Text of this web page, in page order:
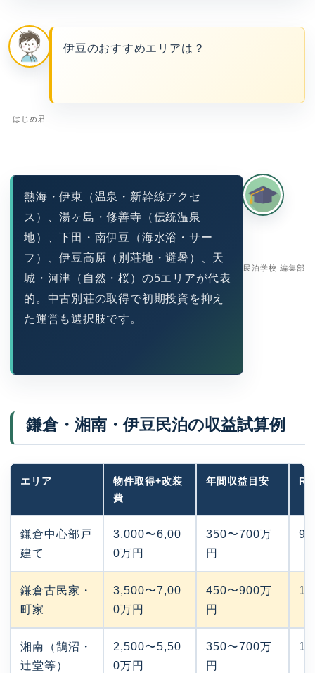
はじめ君
伊豆のおすすめエリアは？
民泊学校 編集部
熱海・伊東（温泉・新幹線アクセ
ス）、湯ヶ島・修善寺（伝統温泉
地）、下田・南伊豆（海水浴・サー
フ）、伊豆高原（別荘地・避暑）、天
城・河津（自然・桜）の5エリアが代表
的。中古別荘の取得で初期投資を抑え
た運営も選択肢です。
鎌倉・湘南・伊豆民泊の収益試算例
エリア
物件取得+改装
費
年間収益目安
鎌倉中心部戸
建て
3,000〜6,00
0万円
350〜700万
円
9
鎌倉古民家・
町家
3,500〜7,00
0万円
450〜900万
円
湘南（鵠沼・
辻堂等）
2,500〜5,50
0万円
350〜700万
円